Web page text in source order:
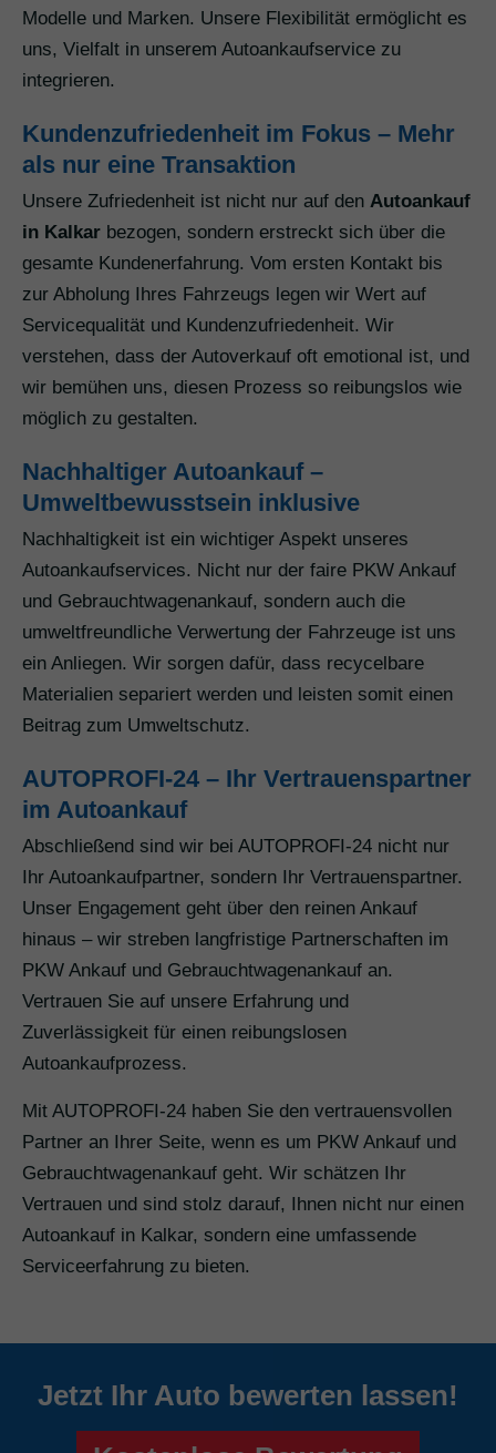
Modelle und Marken. Unsere Flexibilität ermöglicht es
uns, Vielfalt in unserem Autoankaufservice zu
integrieren.
Kundenzufriedenheit im Fokus – Mehr
als nur eine Transaktion
Unsere Zufriedenheit ist nicht nur auf den Autoankauf
in Kalkar bezogen, sondern erstreckt sich über die
gesamte Kundenerfahrung. Vom ersten Kontakt bis
zur Abholung Ihres Fahrzeugs legen wir Wert auf
Servicequalität und Kundenzufriedenheit. Wir
verstehen, dass der Autoverkauf oft emotional ist, und
wir bemühen uns, diesen Prozess so reibungslos wie
möglich zu gestalten.
Nachhaltiger Autoankauf –
Umweltbewusstsein inklusive
Nachhaltigkeit ist ein wichtiger Aspekt unseres
Autoankaufservices. Nicht nur der faire PKW Ankauf
und Gebrauchtwagenankauf, sondern auch die
umweltfreundliche Verwertung der Fahrzeuge ist uns
ein Anliegen. Wir sorgen dafür, dass recycelbare
Materialien separiert werden und leisten somit einen
Beitrag zum Umweltschutz.
AUTOPROFI-24 – Ihr Vertrauenspartner
im Autoankauf
Abschließend sind wir bei AUTOPROFI-24 nicht nur
Ihr Autoankaufpartner, sondern Ihr Vertrauenspartner.
Unser Engagement geht über den reinen Ankauf
hinaus – wir streben langfristige Partnerschaften im
PKW Ankauf und Gebrauchtwagenankauf an.
Vertrauen Sie auf unsere Erfahrung und
Zuverlässigkeit für einen reibungslosen
Autoankaufprozess.
Mit AUTOPROFI-24 haben Sie den vertrauensvollen
Partner an Ihrer Seite, wenn es um PKW Ankauf und
Gebrauchtwagenankauf geht. Wir schätzen Ihr
Vertrauen und sind stolz darauf, Ihnen nicht nur einen
Autoankauf in Kalkar, sondern eine umfassende
Serviceerfahrung zu bieten.
Jetzt Ihr Auto bewerten lassen!